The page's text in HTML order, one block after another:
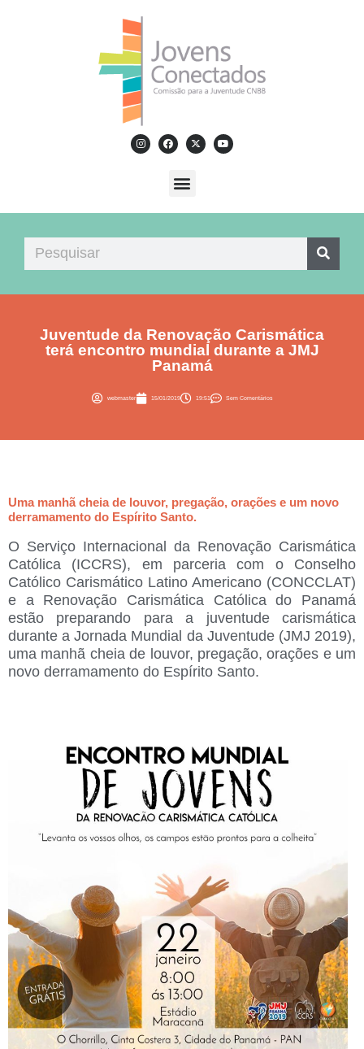
Juventude da Renovação Carismática
terá encontro mundial durante a JMJ
Panamá
webmaster 15/01/2019 19:51 Sem Comentários
Uma manhã cheia de louvor, pregação, orações e um novo
derramamento do Espírito Santo.
O Serviço Internacional da Renovação Carismática
Católica (ICCRS), em parceria com o Conselho
Católico Carismático Latino Americano (CONCCLAT)
e a Renovação Carismática Católica do Panamá
estão preparando para a juventude carismática
durante a Jornada Mundial da Juventude (JMJ 2019),
uma manhã cheia de louvor, pregação, orações e um
novo derramamento do Espírito Santo.